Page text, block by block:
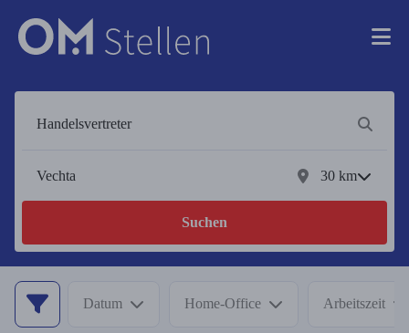
30 km
Suchen
Datum Home-Office Arbeitszeit